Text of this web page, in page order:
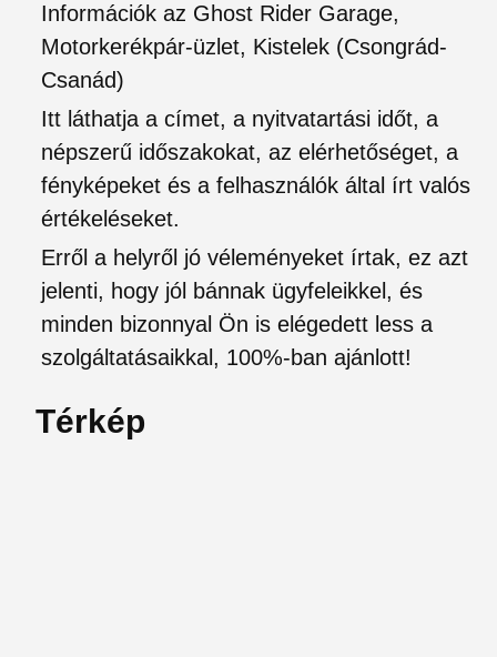
Információk az Ghost Rider Garage,
Motorkerékpár-üzlet, Kistelek (Csongrád-
Csanád)
Itt láthatja a címet, a nyitvatartási időt, a
népszerű időszakokat, az elérhetőséget, a
fényképeket és a felhasználók által írt valós
értékeléseket.
Erről a helyről jó véleményeket írtak, ez azt
jelenti, hogy jól bánnak ügyfeleikkel, és
minden bizonnyal Ön is elégedett less a
szolgáltatásaikkal, 100%-ban ajánlott!
Térkép